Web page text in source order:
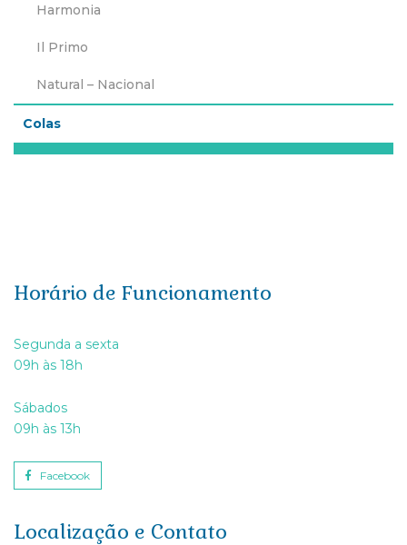
Harmonia
Il Primo
Natural – Nacional
Colas
Horário de Funcionamento
Segunda a sexta
09h às 18h
Sábados
09h às 13h
Facebook
Localização e Contato